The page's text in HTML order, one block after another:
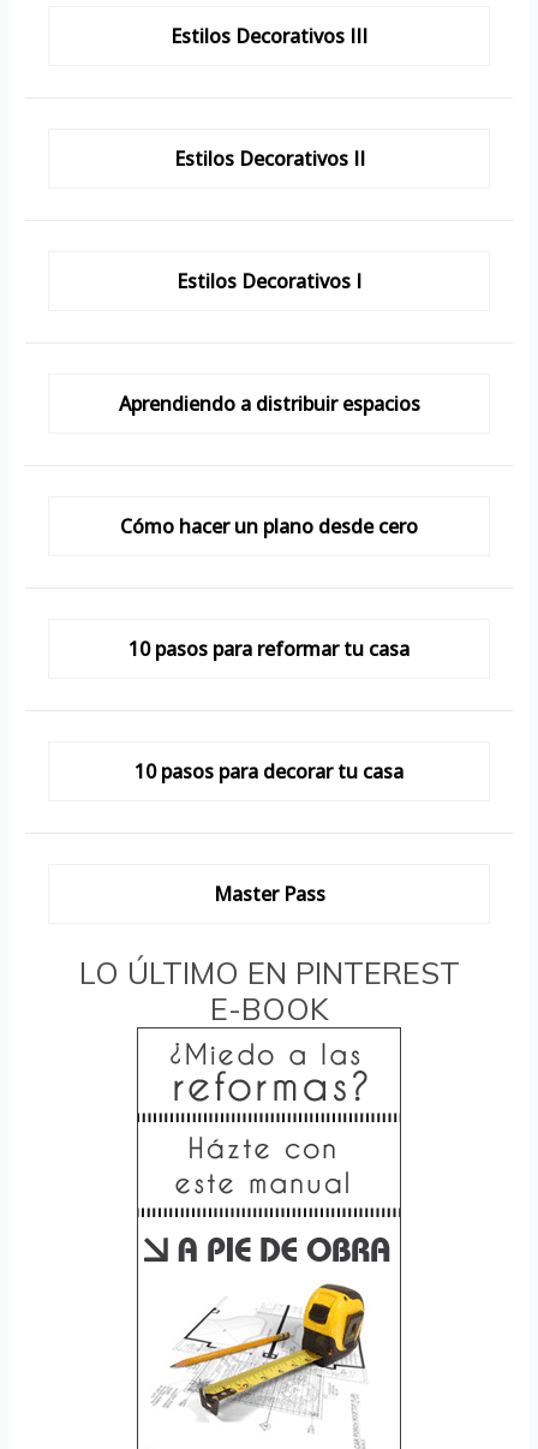
Estilos Decorativos III
Estilos Decorativos II
Estilos Decorativos I
Aprendiendo a distribuir espacios
Cómo hacer un plano desde cero
10 pasos para reformar tu casa
10 pasos para decorar tu casa
Master Pass
LO ÚLTIMO EN PINTEREST
E-BOOK